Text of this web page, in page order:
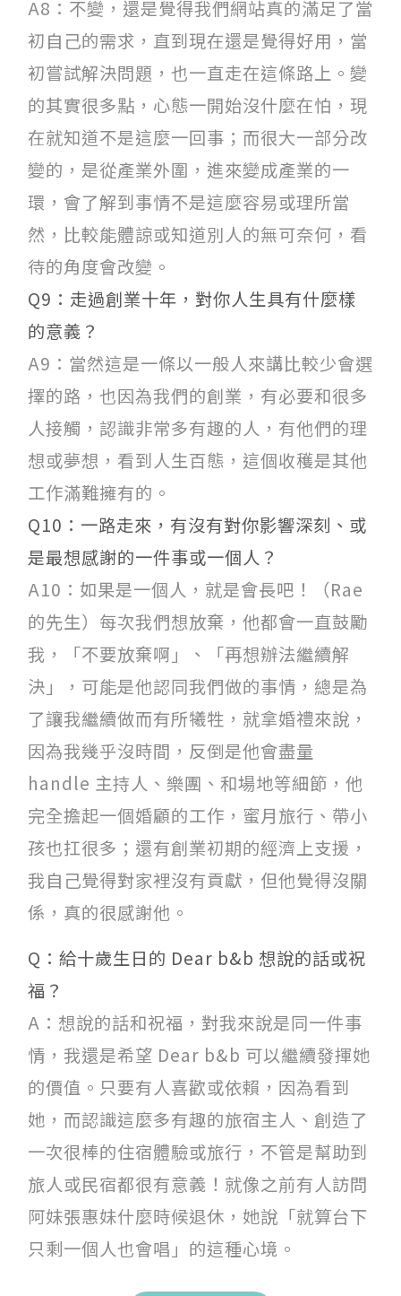
A8：不變，還是覺得我們網站真的滿足了當
初自己的需求，直到現在還是覺得好用，當
初嘗試解決問題，也一直走在這條路上。變
的其實很多點，心態一開始沒什麼在怕，現
在就知道不是這麼一回事；而很大一部分改
變的，是從產業外圍，進來變成產業的一
環，會了解到事情不是這麼容易或理所當
然，比較能體諒或知道別人的無可奈何，看
待的角度會改變。
Q9：走過創業十年，對你人生具有什麼樣
的意義？
A9：當然這是一條以一般人來講比較少會選
擇的路，也因為我們的創業，有必要和很多
人接觸，認識非常多有趣的人，有他們的理
想或夢想，看到人生百態，這個收穫是其他
工作滿難擁有的。
Q10：一路走來，有沒有對你影響深刻、或
是最想感謝的一件事或一個人？
A10：如果是一個人，就是會長吧！（Rae
的先生）每次我們想放棄，他都會一直鼓勵
我，「不要放棄啊」、「再想辦法繼續解
決」，可能是他認同我們做的事情，總是為
了讓我繼續做而有所犧牲，就拿婚禮來說，
因為我幾乎沒時間，反倒是他會盡量
handle 主持人、樂團、和場地等細節，他
完全擔起一個婚顧的工作，蜜月旅行、帶小
孩也扛很多；還有創業初期的經濟上支援，
我自己覺得對家裡沒有貢獻，但他覺得沒關
係，真的很感謝他。
Q：給十歲生日的 Dear b&b 想說的話或祝
福？
A：想說的話和祝福，對我來說是同一件事
情，我還是希望 Dear b&b 可以繼續發揮她
的價值。只要有人喜歡或依賴，因為看到
她，而認識這麼多有趣的旅宿主人、創造了
一次很棒的住宿體驗或旅行，不管是幫助到
旅人或民宿都很有意義！就像之前有人訪問
阿妹張惠妹什麼時候退休，她說「就算台下
只剩一個人也會唱」的這種心境。